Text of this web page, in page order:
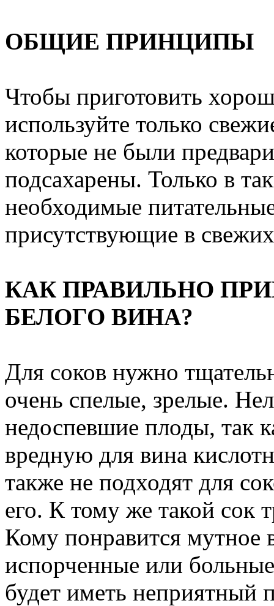
ОБЩИЕ ПРИНЦИПЫ
Чтобы приготовить
используйте только
которые не были
подсахарены. Только в
необходимые
присутствующие в
КАК ПРАВИЛЬНО
БЕЛОГО ВИНА?
Для соков нужно
очень спелые, зрелые.
недоспевшие плоды, так
вредную для вина
также не подходят для
его. К тому же такой сок
Кому понравится мутное
испорченные или
будет иметь неприятный